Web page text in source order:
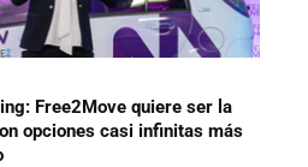
Free2Move quiere ser la
opciones casi infinitas más